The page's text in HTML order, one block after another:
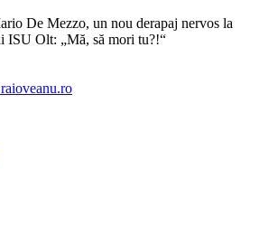
De Mezzo, un nou derapaj nervos la
ISU Olt: „Mă, să mori tu?!“